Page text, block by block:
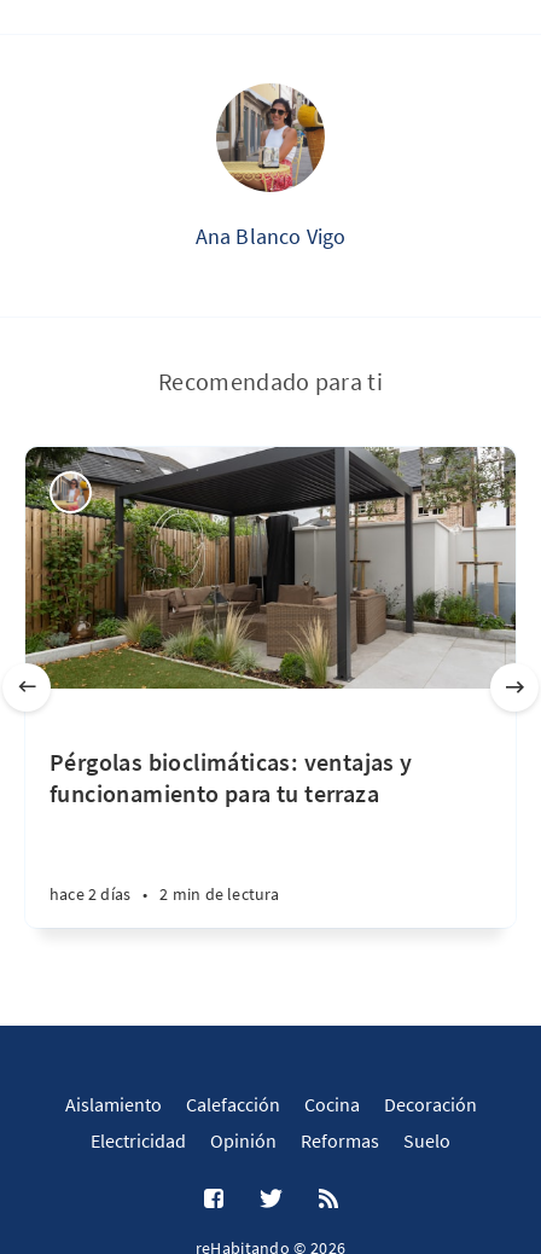
Ana Blanco Vigo
Recomendado para ti
Pérgolas bioclimáticas: ventajas y
funcionamiento para tu terraza
hace 2 días • 2 min de lectura
Aislamiento Calefacción Cocina
Decoración
Electricidad
Opinión Reformas Suelo
reHabitando © 2026